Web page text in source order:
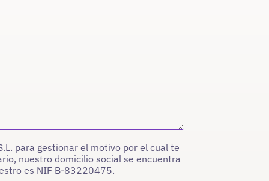
para gestionar el motivo por el cual te
nuestro domicilio social se encuentra
es NIF B-83220475.